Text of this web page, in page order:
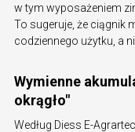
w tym wyposażeniem
To sugeruje, że ciągnik
codziennego użytku, a
Wymienne
okrągło"
Według Diess E-